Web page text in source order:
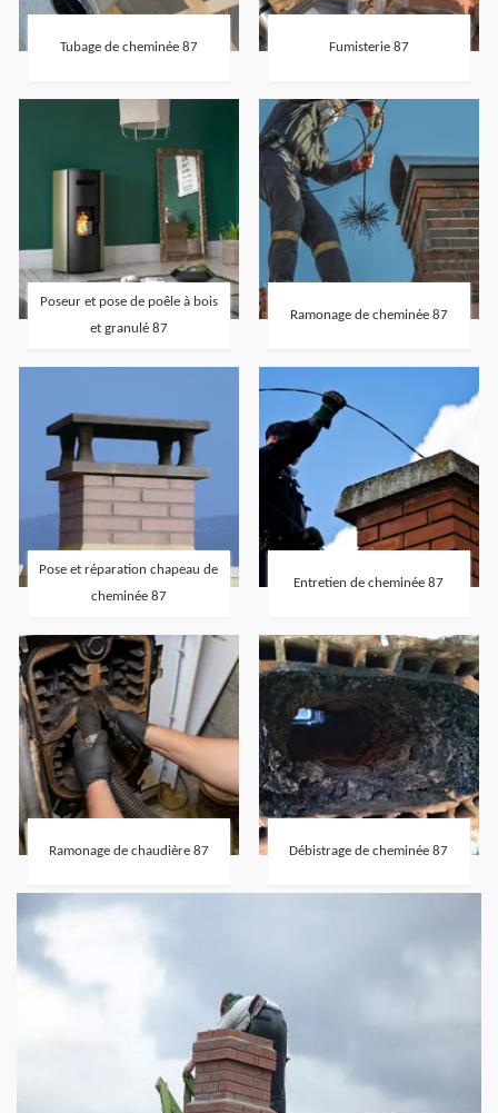
Tubage de cheminée 87 Fumisterie 87
Poseur et pose de poêle à bois
et granulé 87
Ramonage de cheminée 87
Pose et réparation chapeau de
cheminée 87
Entretien de cheminée 87
Ramonage de chaudière 87 Débistrage de cheminée 87